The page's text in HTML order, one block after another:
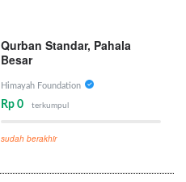
Qurban Standar, Pahala
Besar
Himayah Foundation
Rp 0 terkumpul
sudah berakhir